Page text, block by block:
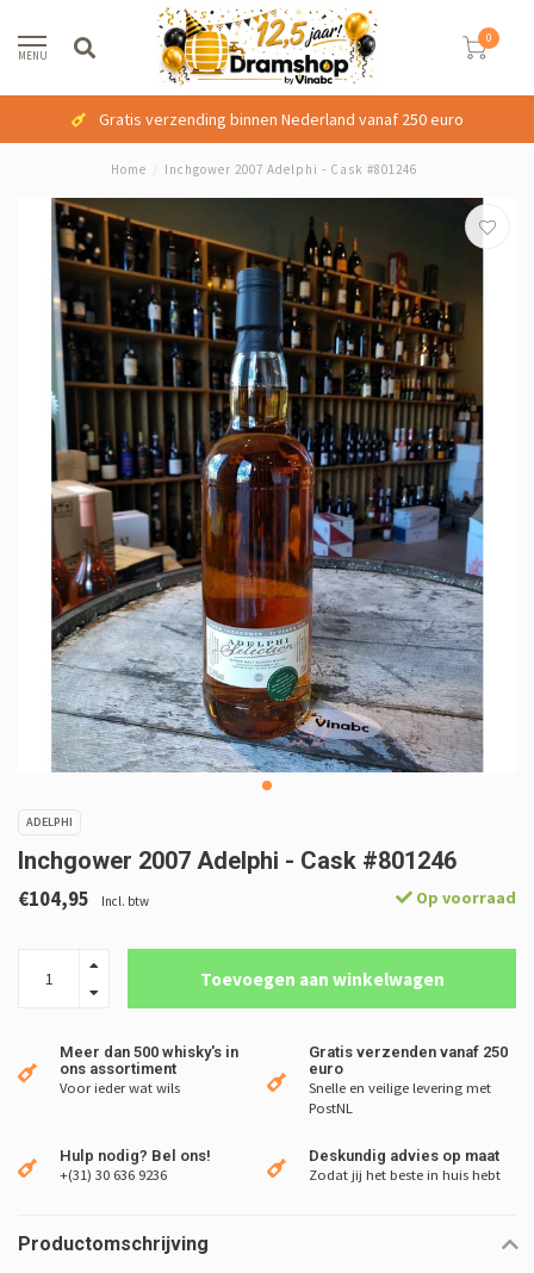
MENU
0
Gratis verzending binnen Nederland vanaf 250 euro
Home Inchgower 2007 Adelphi - Cask #801246
ADELPHI
Inchgower 2007 Adelphi - Cask #801246
€104,95 Incl. btw Op voorraad
Toevoegen aan winkelwagen
Meer dan 500 whisky's in
ons assortiment
Voor ieder wat wils
Gratis verzenden vanaf 250
euro
Snelle en veilige levering met
PostNL
Hulp nodig? Bel ons!
+(31) 30 636 9236
Deskundig advies op maat
Zodat jij het beste in huis hebt
Productomschrijving